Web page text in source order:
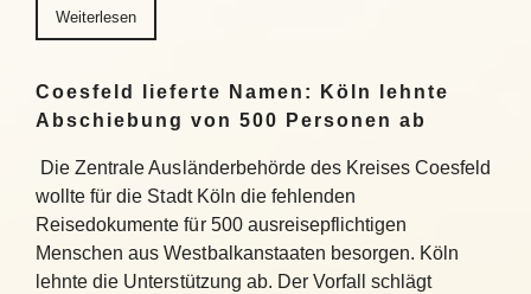
Weiterlesen
Coesfeld lieferte Namen: Köln lehnte
Abschiebung von 500 Personen ab
Die Zentrale Ausländerbehörde des Kreises Coesfeld
wollte für die Stadt Köln die fehlenden
Reisedokumente für 500 ausreisepflichtigen
Menschen aus Westbalkanstaaten besorgen. Köln
lehnte die Unterstützung ab. Der Vorfall schlägt